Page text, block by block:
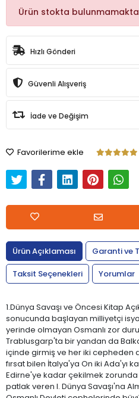
Ürün stokta
Hızlı Gönderi
Güvenli Alışveriş
İade ve Değişim
Favorilerime ekle
Ürün Açıklaması
Garanti ve
Taksit Seçenekleri
Yorumlar
1.Dünya Savaşı ve Öncesi Kitap
sonucunda başlayan milliyetçi
yerinde olmayan Osmanlı zor
Trablusgarp'ta bir yandan da
içinde girmiş ve her iki cepheden
fırsat bilen İtalya'ya On iki Ada'yı
Edirne'ye kadar çekilmek zorunda
patlak veren I. Dünya Savaşı'na